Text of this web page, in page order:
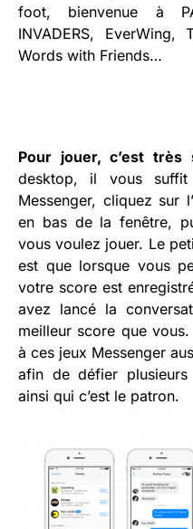
foot, bienvenue à
INVADERS, EverWing,
Words with Friends…
Pour jouer, c’est très
desktop, il vous suffit
Messenger, cliquez sur
en bas de la fenêtre,
vous voulez jouer. Le
est que lorsque vous
votre score est
avez lancé la
meilleur score que
à ces jeux Messenger
afin de défier
ainsi qui c’est le patron.